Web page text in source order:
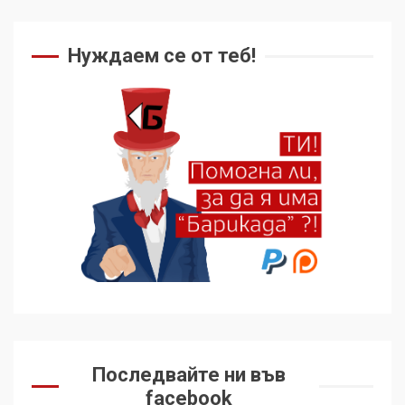
Нуждаем се от теб!
Последвайте ни във
facebook